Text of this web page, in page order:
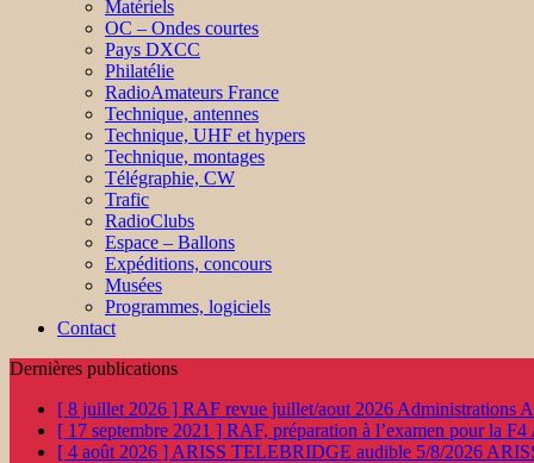
Matériels
OC – Ondes courtes
Pays DXCC
Philatélie
RadioAmateurs France
Technique, antennes
Technique, UHF et hypers
Technique, montages
Télégraphie, CW
Trafic
RadioClubs
Espace – Ballons
Expéditions, concours
Musées
Programmes, logiciels
Contact
Dernières publications
[ 8 juillet 2026 ] RAF revue juillet/aout 2026 Administrations
[ 17 septembre 2021 ] RAF, préparation à l’examen pour la F4
[ 4 août 2026 ] ARISS TELEBRIDGE audible 5/8/2026